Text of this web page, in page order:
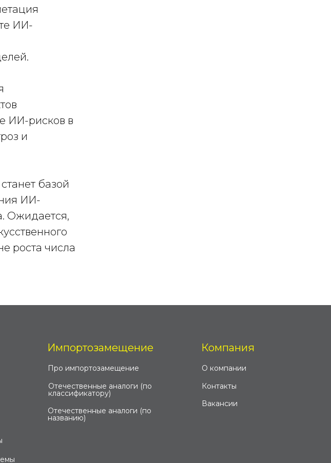
ИИ-
ИИ-рисков в
и
базой
ИИ-
Ожидается,
роста числа
Отечественные аналоги (по
названию)
Про импортозамещение
Импортозамещение
Отечественные аналоги (по
классификатору)
Контакты
О компании
Компания
Вакансии